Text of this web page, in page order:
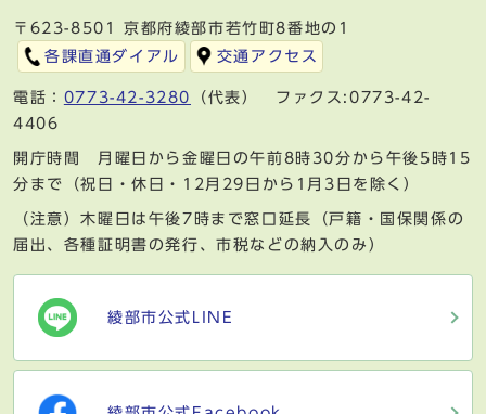
〒623-8501 京都府綾部市若竹町8番地の1
各課直通ダイアル
交通アクセス
電話： 0773-42-3280
（代表） ファクス:0773-42-
4406
開庁時間 月曜日から金曜日の午前8時30分から午後5時15
分まで（祝日・休日・12月29日から1月3日を除く）
（注意）木曜日は午後7時まで窓口延長（戸籍・国保関係の
届出、各種証明書の発行、市税などの納入のみ）
綾部市公式LINE